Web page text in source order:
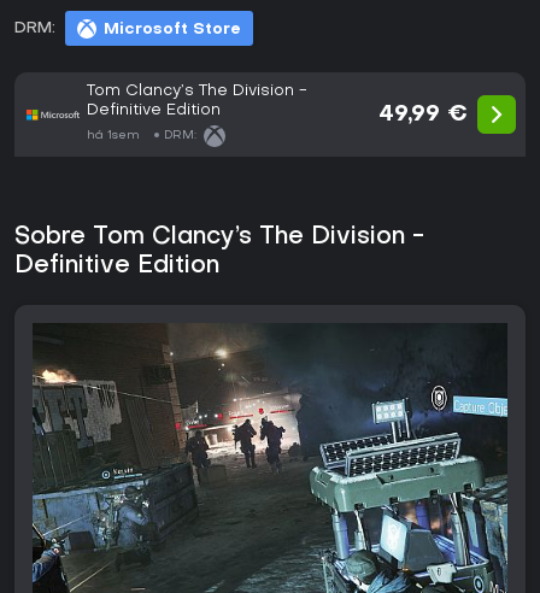
DRM: Microsoft Store
Tom Clancy’s The Division -
Definitive Edition
há 1sem DRM:
49,99 €
Sobre Tom Clancy’s The Division -
Definitive Edition